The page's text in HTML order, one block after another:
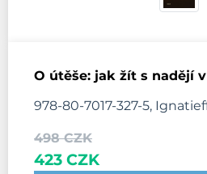
O útěše: jak žít s nadějí
978-80-7017-327-5,
498 CZK
423 CZK